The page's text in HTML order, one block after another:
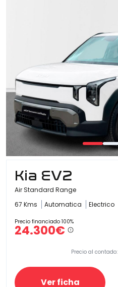
Kia EV2
Air Standard Range
67 Kms
Automatica Electrico
Precio financiado 100%
24.300€
Precio al contado:
Ver ficha